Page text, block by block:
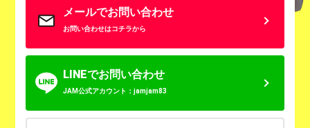
メールでお問い合わせ
お問い合わせはコチラから
LINEでお問い合わせ
JAM公式アカウント：jamjam83